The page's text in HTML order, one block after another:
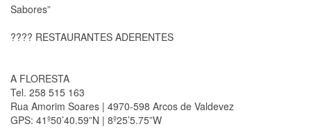
Sabores”
???? RESTAURANTES ADERENTES
A FLORESTA
Tel. 258 515 163
Rua Amorim Soares | 4970-598 Arcos de Valdevez
GPS: 41º50’40.59”N | 8º25’5.75”W